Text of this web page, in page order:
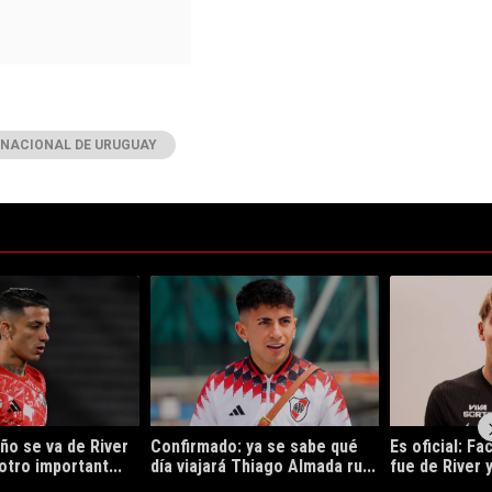
NACIONAL DE URUGUAY
tendencia con el título "Kevin Castaño se va de River y jugará en
se va de River
important...
Un artículo de tendencia con el título
Confirmado: ya se sabe qué
día viajará Thiago Almada ru...
Un artículo
Es oficial:
fue de River